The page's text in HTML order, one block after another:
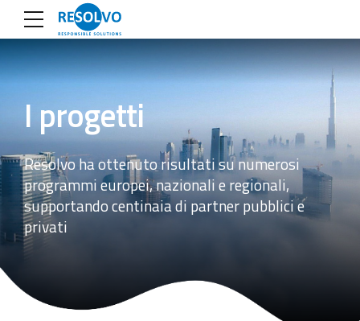
I progetti
Resolvo ha ottenuto risultati su numerosi
programmi europei, nazionali e regionali,
supportando centinaia di partner pubblici e
privati